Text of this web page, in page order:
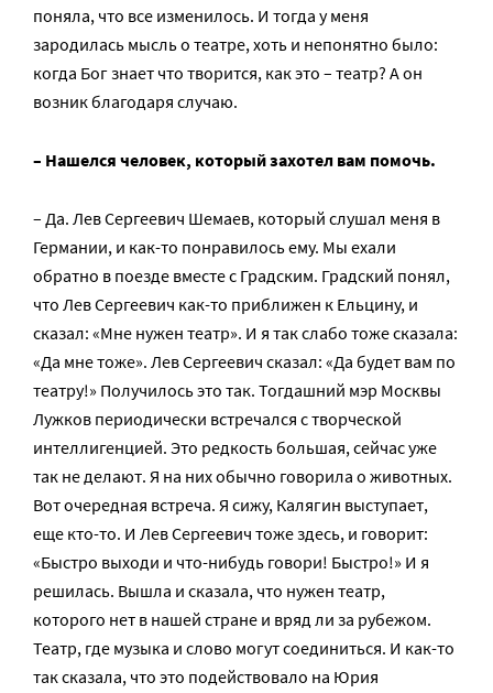
поняла, что все изменилось. И тогда у меня
зародилась мысль о театре, хоть и непонятно было:
когда Бог знает что творится, как это – театр? А он
возник благодаря случаю.
– Нашелся человек, который захотел вам помочь.
– Да. Лев Сергеевич Шемаев, который слушал меня в
Германии, и как-то понравилось ему. Мы ехали
обратно в поезде вместе с Градским. Градский понял,
что Лев Сергеевич как-то приближен к Ельцину, и
сказал: «Мне нужен театр». И я так слабо тоже сказала:
«Да мне тоже». Лев Сергеевич сказал: «Да будет вам по
театру!» Получилось это так. Тогдашний мэр Москвы
Лужков периодически встречался с творческой
интеллигенцией. Это редкость большая, сейчас уже
так не делают. Я на них обычно говорила о животных.
Вот очередная встреча. Я сижу, Калягин выступает,
еще кто-то. И Лев Сергеевич тоже здесь, и говорит:
«Быстро выходи и что-нибудь говори! Быстро!» И я
решилась. Вышла и сказала, что нужен театр,
которого нет в нашей стране и вряд ли за рубежом.
Театр, где музыка и слово могут соединиться. И как-то
так сказала, что это подействовало на Юрия